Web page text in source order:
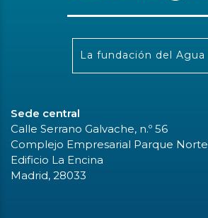
La fundación del Agua
Sede central
Calle Serrano Galvache, n.º 56
Complejo Empresarial Parque Norte
Edificio La Encina
Madrid, 28033